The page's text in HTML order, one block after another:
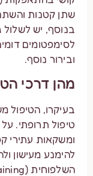
שתן קטנות
בנוסף, יש לשלול
לסימפטומים
ובירור נוסף.
מהן דרכי
בעיקרו, הטיפול
טיפול תרופתי.
ומשקאות עתירי
להימנע מעישון